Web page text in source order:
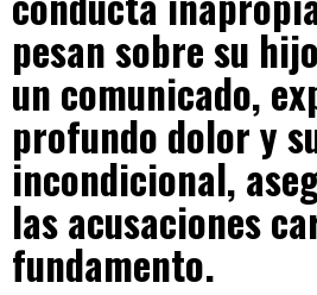
pesan sobre su
un comunicado,
profundo dolor y
incondicional,
las acusaciones
fundamento.